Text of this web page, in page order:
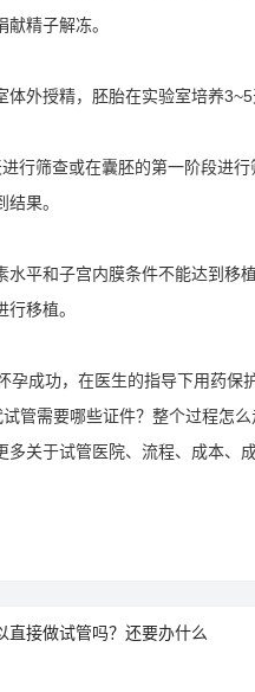
精子解冻。
外授精，胚胎在实验室培养3~5
行筛查或在囊胚的第一阶段进
果。
水平和子宫内膜条件不能达到移
移植。
孕成功，在医生的指导下用药保
管需要哪些证件？整个过程怎
多关于试管医院、流程、成本、
直接做试管吗？还要办什么